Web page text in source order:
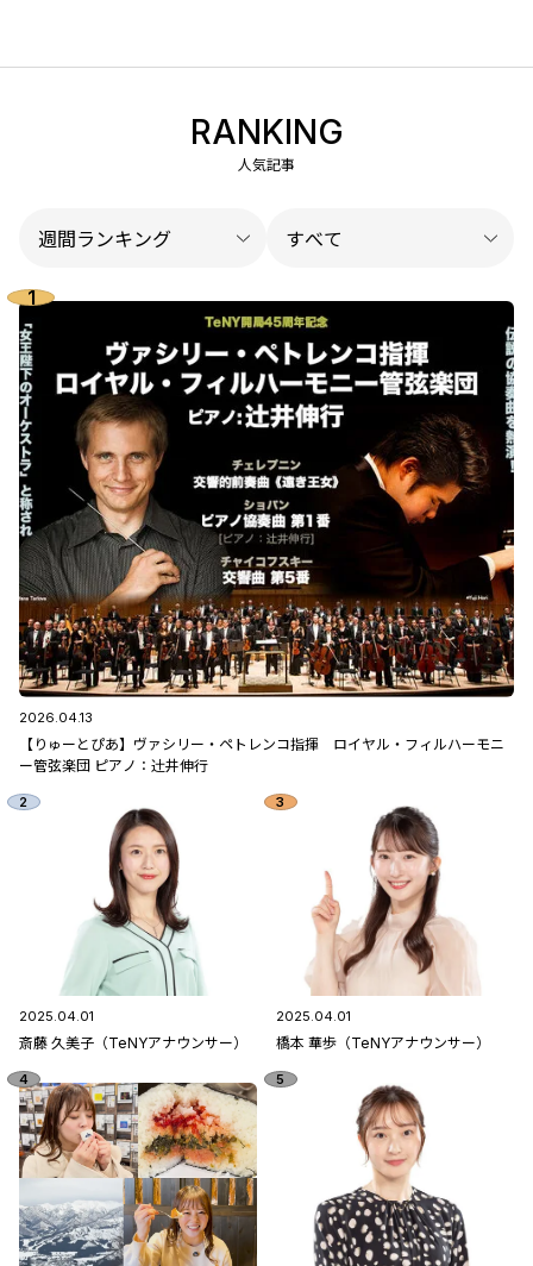
RANKING
人気記事
2026.04.13
【りゅーとぴあ】ヴァシリー・ペトレンコ指揮 ロイヤル・フィルハーモニ
ー管弦楽団 ピアノ：辻󠄀井伸行
2025.04.01
斎藤 久美子（TeNYアナウンサー）
2025.04.01
橋本 華歩（TeNYアナウンサー）